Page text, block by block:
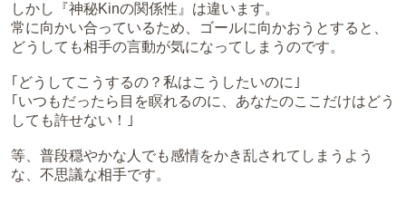
しかし『神秘Kinの関係性』は違います。
常に向かい合っているため、ゴールに向かおうとすると、
どうしても相手の言動が気になってしまうのです。
｢どうしてこうするの？私はこうしたいのに｣
｢いつもだったら目を瞑れるのに、あなたのここだけはどう
しても許せない！｣
等、普段穏やかな人でも感情をかき乱されてしまうよう
な、不思議な相手です。